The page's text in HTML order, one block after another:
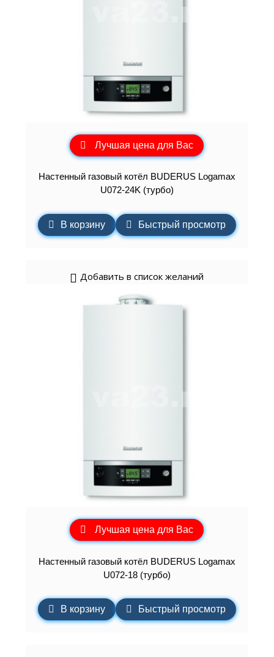
Лучшая цена для Вас
Настенный газовый котёл BUDERUS Logamax
U072-24K (турбо)
В корзину Быстрый просмотр
Добавить в список желаний
Лучшая цена для Вас
Настенный газовый котёл BUDERUS Logamax
U072-18 (турбо)
В корзину Быстрый просмотр